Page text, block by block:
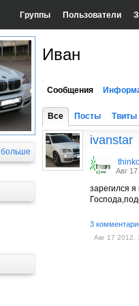
Группы Пользователи
больше
Иван
Сообщения
Все Посты Твиты
ivanstar
Авг
зарегился я
3
Авг 17 2012,